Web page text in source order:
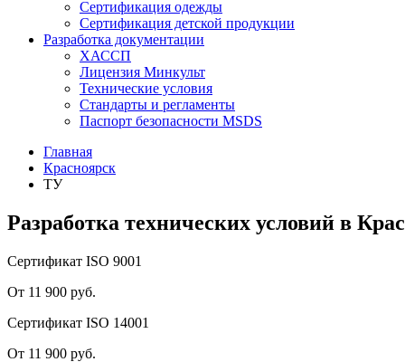
Сертификация одежды
Сертификация детской продукции
Разработка документации
ХАССП
Лицензия Минкульт
Технические условия
Стандарты и регламенты
Паспорт безопасности MSDS
Главная
Красноярск
ТУ
Разработка технических условий в
Сертификат ISO 9001
От 11 900 руб.
Сертификат ISO 14001
От 11 900 руб.